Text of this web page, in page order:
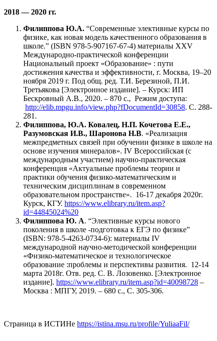
2018 — 2020 гг.
Филиппова Ю.А. “Современные элективные курсы по
физике, как новая модель качественного образования в
школе.” (ISBN 978-5-907167-67-4) материалы XXV
Международно-практической конференции
Национальный проект «Образование» : пути
достижения качества и эффективности, г. Москва, 19–20
ноября 2019 г. Под общ. ред. Т.И. Березиной, П.И.
Третьякова [Электронное издание]. – Курск: ИП
Бескровный А.В., 2020. – 870 с., Режим доступа:
http://elib.mpgu.info/view.php?fDocumentId=30858. С. 288-
281.
Филиппова, Ю.А. Ковалец, Н.П. Кочетова Е.Е.,
Разумовская И.В., Шаронова Н.В. «Реализация
межпредметных связей при обучении физике в школе на
основе изучения минералов». IV Всероссийская (с
международным участием) научно-практическая
конференция «Актуальные проблемы теории и
практики обучения физико-математическим и
техническим дисциплинам в современном
образовательном пространстве». 16-17 декабря 2020г.
Курск, КГУ. https://www.elibrary.ru/item.asp?
id=44845024%20
Филиппова Ю. А. “Элективные курсы нового
поколения в школе -подготовка к ЕГЭ по физике”
(ISBN: 978-5-4263-0734-6): материалы IV
международной научно-методической конференции
«Физико-математическое и технологическое
образование :проблемы и перспективы развития. 12-14
марта 2018г. Отв. ред. С. В. Лозовенко. [Электронное
издание]. https://www.elibrary.ru/item.asp?id=40098728 –
Москва : МПГУ, 2019. – 680 с., С. 305-306.
Страница в ИСТИНе https://istina.msu.ru/profile/YuliaaFil/